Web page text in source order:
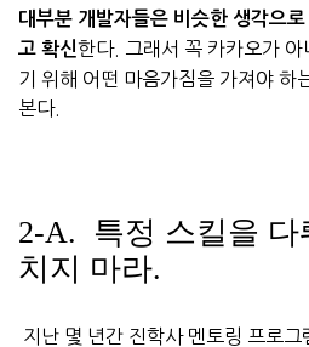
대부분 개발자들은 비슷한 생각으
고 확신한다. 그래서 꼭 카카오가 아
기 위해 어떤 마음가짐을 가져야 하
본다.
2-A. 특정 스킬을 다
치지 마라.
지난 몇 년간 진학사 멘토링 프로